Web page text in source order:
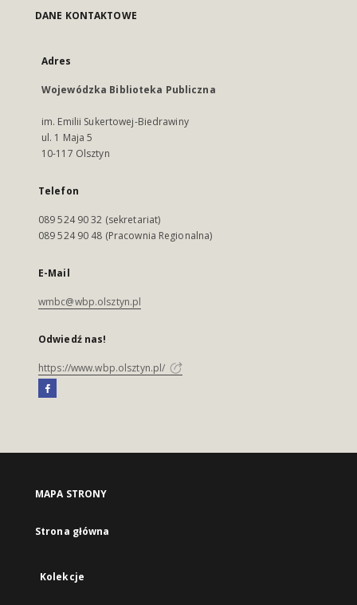
DANE KONTAKTOWE
Adres
Wojewódzka Biblioteka Publiczna
im. Emilii Sukertowej-Biedrawiny
ul. 1 Maja 5
10-117 Olsztyn
Telefon
089 524 90 32 (sekretariat)
089 524 90 48 (Pracownia Regionalna)
E-Mail
wmbc@wbp.olsztyn.pl
Odwiedź nas!
https://www.wbp.olsztyn.pl/
MAPA STRONY
Strona główna
Kolekcje